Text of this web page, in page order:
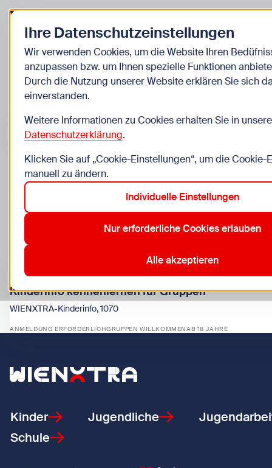
Zurück zur Startseite
Kinder
Veranstaltungen
Suche im Bereich “Kinder”
Suchen
Veranstaltungen in Wien im Bereich “Kinder”
Aktive Filter:
20 Jahre 99 Jahre Vorträge für Erwachsene
7.
Di, 11.8. bis Mi, 16.12., 19 Termine
Kinderinfo kennenlernen für Gruppen
WIENXTRA-Kinderinfo, 1070
ANMELDUNG ERFORDERLICHGRUPPEN WILLKOMMENAB 18 JAHRE
Zurück zur Startseite
Kinder Jugendliche
Schule
Ihre Datenschutzeinstellungen
Wir verwenden Cookies, um die Website Ihren
anzupassen bzw. um Ihnen spezielle Funktionen
Durch die Nutzung unserer Website erklären Sie sich
einverstanden.
Weitere Informationen zu Cookies erhalten Sie in
Datenschutzerklärung.
Klicken Sie auf „Cookie-Einstellungen“, um die Cookie-
manuell zu ändern.
Individuelle Einstellungen
Nur erforderliche Cookies erlauben
Alle akzeptieren